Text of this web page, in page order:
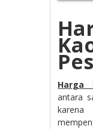
Harga
antara